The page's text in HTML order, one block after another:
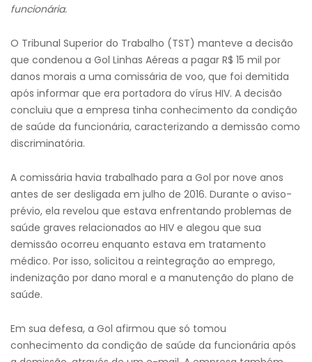
funcionária.
O Tribunal Superior do Trabalho (TST) manteve a decisão
que condenou a Gol Linhas Aéreas a pagar R$ 15 mil por
danos morais a uma comissária de voo, que foi demitida
após informar que era portadora do vírus HIV. A decisão
concluiu que a empresa tinha conhecimento da condição
de saúde da funcionária, caracterizando a demissão como
discriminatória.
A comissária havia trabalhado para a Gol por nove anos
antes de ser desligada em julho de 2016. Durante o aviso-
prévio, ela revelou que estava enfrentando problemas de
saúde graves relacionados ao HIV e alegou que sua
demissão ocorreu enquanto estava em tratamento
médico. Por isso, solicitou a reintegração ao emprego,
indenização por dano moral e a manutenção do plano de
saúde.
Em sua defesa, a Gol afirmou que só tomou
conhecimento da condição de saúde da funcionária após